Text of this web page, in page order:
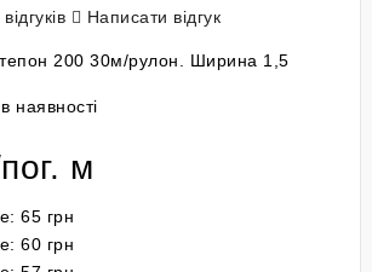
Написати відгук
200 30м/рулон. Ширина 1,5
наявності
м
65 грн
60 грн